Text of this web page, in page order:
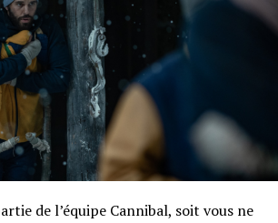
de l’équipe Cannibal, soit vous ne